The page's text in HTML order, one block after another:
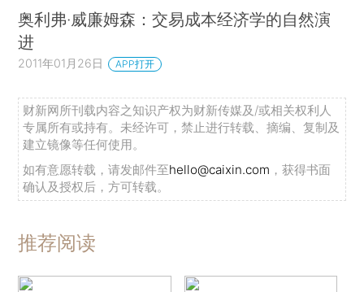
构（特别是公司）往往是让市场良好运行的必要条
件。他赞成哈罗德•德姆塞茨的观点：“新古典经济
学的愿景是理解价格体系如何协调资源的使用，而
页），并继续推动用交易成本的企业观取代新古典
的企业观。
对于一位荣誉等身的学者，我能想到的最佳致
敬就是继续推进他的研究，*1.例如De
Shapiro（2010）、Spiller（2010）、
Tadelis（2010）、Teece（2010），其中威廉姆森在
奥利弗·威廉姆森：交易成本经济学的自然演
进
2011年01月26日 APP打开
财新网所刊载内容之知识产权为财新传媒及/或相关权利人
专属所有或持有。未经许可，禁止进行转载、摘编、复制及
建立镜像等任何使用。
如有意愿转载，请发邮件至hello@caixin.com ，获得书面
确认及授权后，方可转载。
推荐阅读